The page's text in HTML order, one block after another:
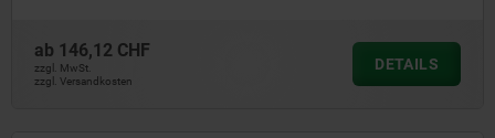
ab 146,12 CHF
zzgl. MwSt.
zzgl. Versandkosten
DETAILS